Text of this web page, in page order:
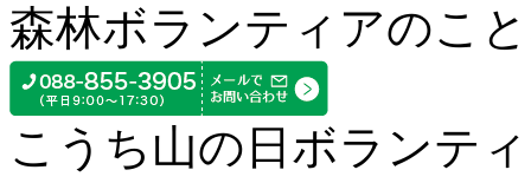
森林ボランティアのこ
こうち山の日ボランテ